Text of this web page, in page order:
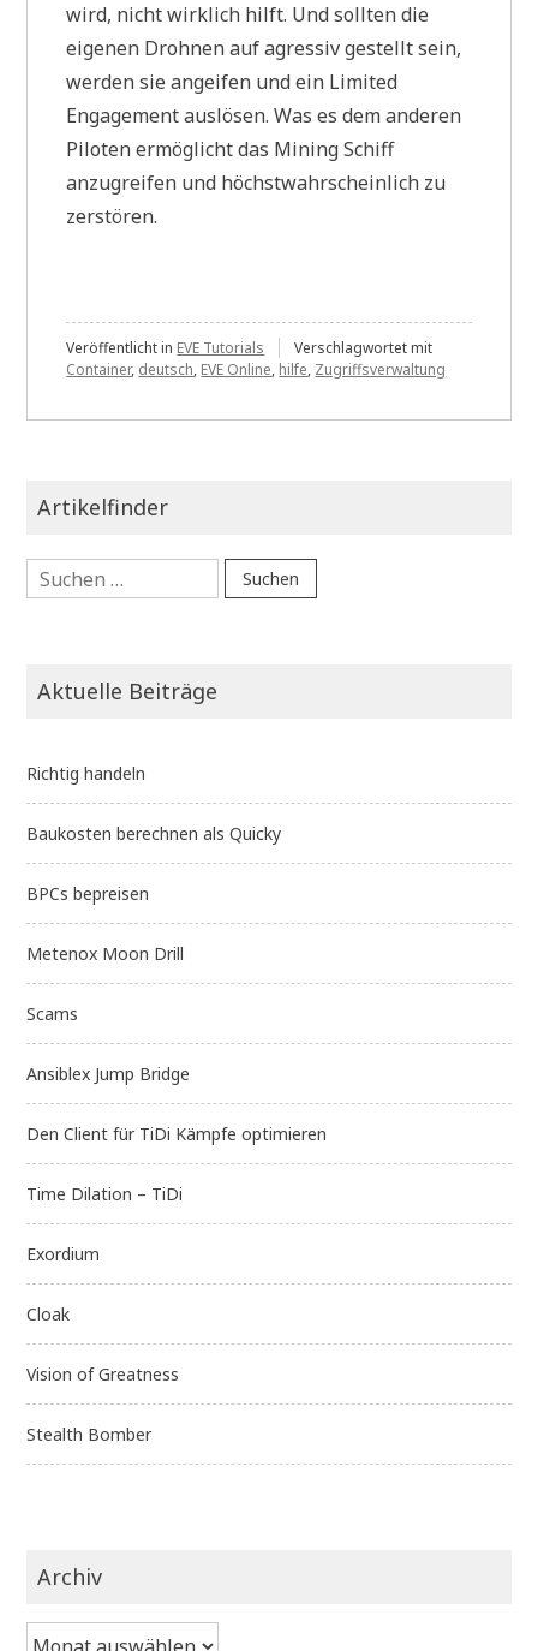
wird, nicht wirklich hilft. Und sollten die
eigenen Drohnen auf agressiv gestellt sein,
werden sie angeifen und ein Limited
Engagement auslösen. Was es dem anderen
Piloten ermöglicht das Mining Schiff
anzugreifen und höchstwahrscheinlich zu
zerstören.
Veröffentlicht in EVE Tutorials
Verschlagwortet mit
Container, deutsch, EVE Online, hilfe, Zugriffsverwaltung
Artikelfinder
Suchen
nach:
Aktuelle Beiträge
Richtig handeln
Baukosten berechnen als Quicky
BPCs bepreisen
Metenox Moon Drill
Scams
Ansiblex Jump Bridge
Den Client für TiDi Kämpfe optimieren
Time Dilation – TiDi
Exordium
Cloak
Vision of Greatness
Stealth Bomber
Archiv
Archiv